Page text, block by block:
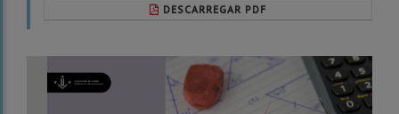
DESCARREGAR PDF